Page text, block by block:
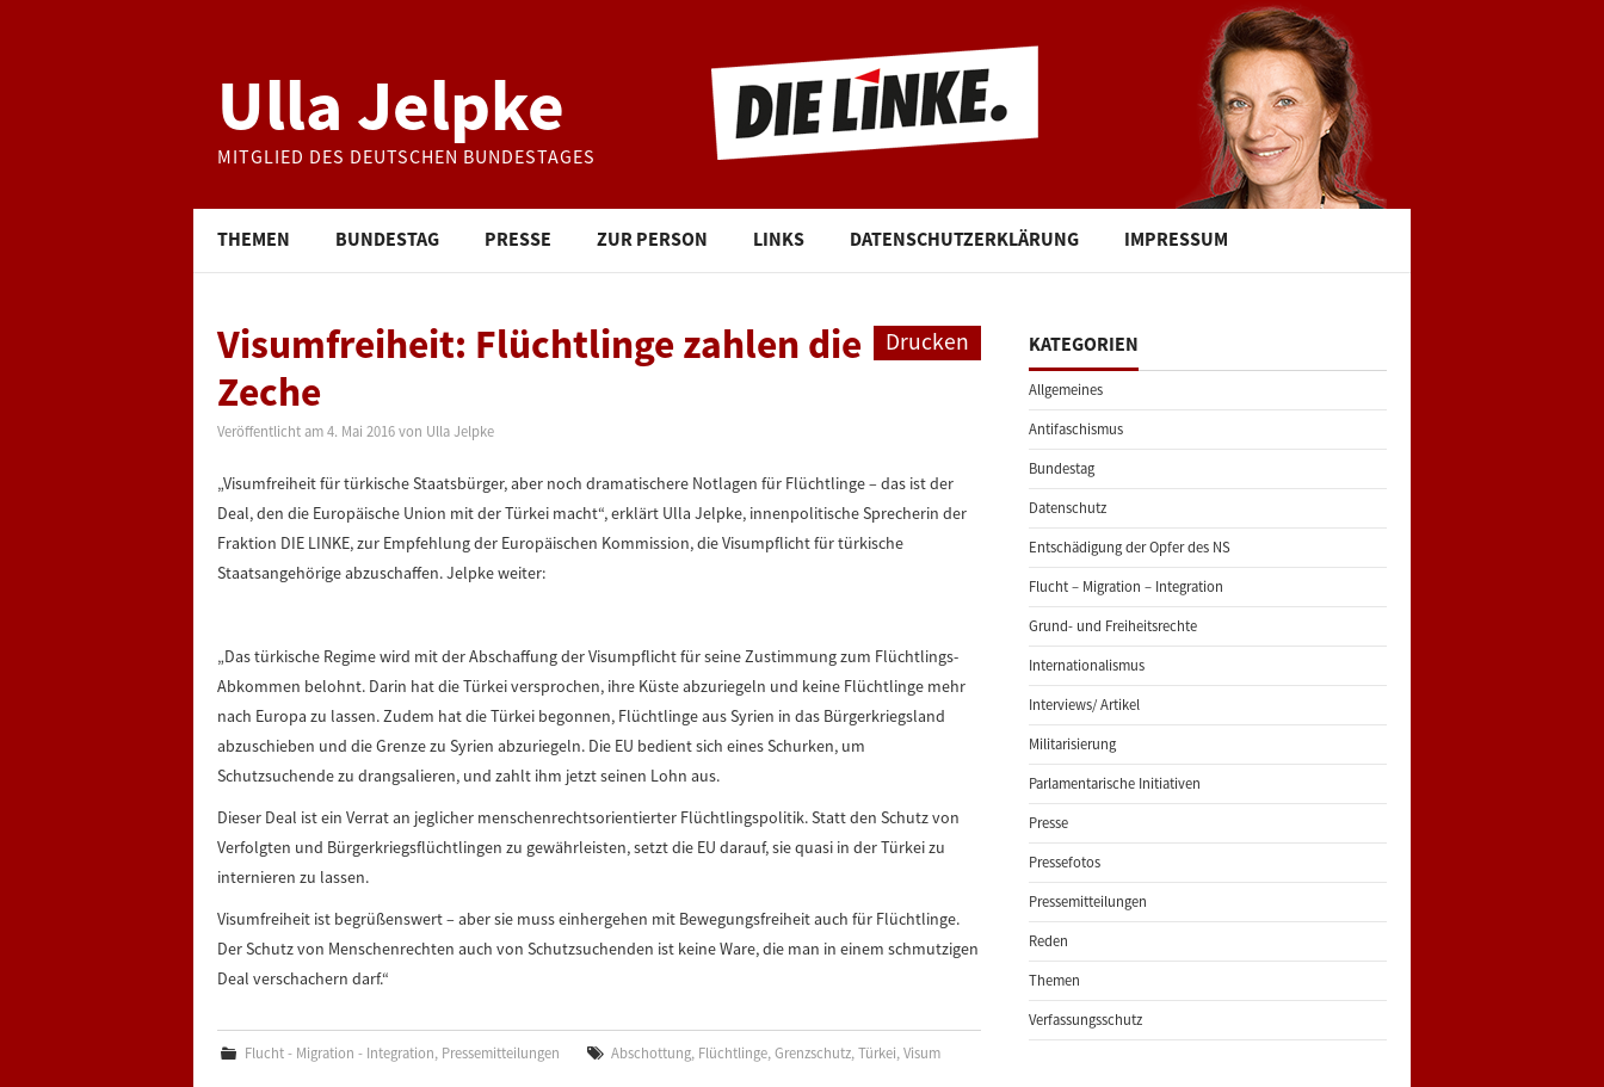
Ulla Jelpke
MITGLIED DES DEUTSCHEN BUNDESTAGES
THEMEN BUNDESTAG PRESSE ZUR PERSON LINKS DATENSCHUTZERKLÄRUNG IMPRESSUM
Drucken
Visumfreiheit: Flüchtlinge zahlen die
Zeche
Veröffentlicht am 4. Mai 2016 von Ulla Jelpke
„Visumfreiheit für türkische Staatsbürger, aber noch dramatischere Notlagen für Flüchtlinge – das ist der
Deal, den die Europäische Union mit der Türkei macht“, erklärt Ulla Jelpke, innenpolitische Sprecherin der
Fraktion DIE LINKE, zur Empfehlung der Europäischen Kommission, die Visumpflicht für türkische
Staatsangehörige abzuschaffen. Jelpke weiter:
„Das türkische Regime wird mit der Abschaffung der Visumpflicht für seine Zustimmung zum Flüchtlings-
Abkommen belohnt. Darin hat die Türkei versprochen, ihre Küste abzuriegeln und keine Flüchtlinge mehr
nach Europa zu lassen. Zudem hat die Türkei begonnen, Flüchtlinge aus Syrien in das Bürgerkriegsland
abzuschieben und die Grenze zu Syrien abzuriegeln. Die EU bedient sich eines Schurken, um
Schutzsuchende zu drangsalieren, und zahlt ihm jetzt seinen Lohn aus.
Dieser Deal ist ein Verrat an jeglicher menschenrechtsorientierter Flüchtlingspolitik. Statt den Schutz von
Verfolgten und Bürgerkriegsflüchtlingen zu gewährleisten, setzt die EU darauf, sie quasi in der Türkei zu
internieren zu lassen.
Visumfreiheit ist begrüßenswert – aber sie muss einhergehen mit Bewegungsfreiheit auch für Flüchtlinge.
Der Schutz von Menschenrechten auch von Schutzsuchenden ist keine Ware, die man in einem schmutzigen
Deal verschachern darf.“
Flucht - Migration - Integration, Pressemitteilungen Abschottung, Flüchtlinge,Grenzschutz,Türkei,Visum
KATEGORIEN
Allgemeines
Antifaschismus
Bundestag
Datenschutz
Entschädigung der Opfer des NS
Flucht – Migration – Integration
Grund- und Freiheitsrechte
Internationalismus
Interviews/ Artikel
Militarisierung
Parlamentarische Initiativen
Presse
Pressefotos
Pressemitteilungen
Reden
Themen
Verfassungsschutz